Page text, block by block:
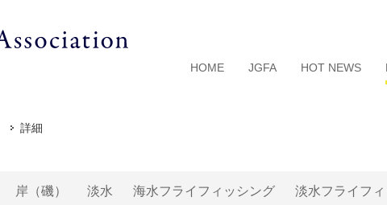
HOME JGFA HOT NEWS
詳細
岸（磯） 淡水 海水フライフィッシング 淡水フライフ